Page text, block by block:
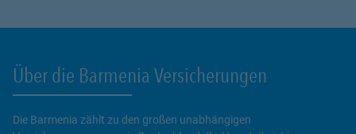
Über die Barmenia Versicherungen
Die Barmenia zählt zu den großen unabhängigen